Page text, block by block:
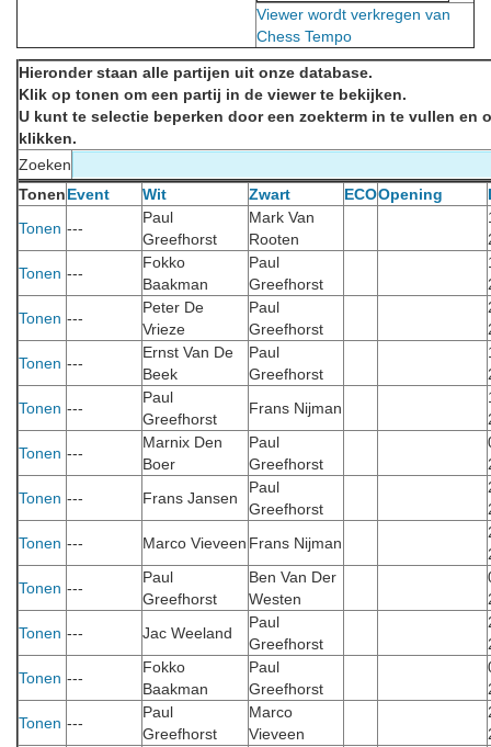
Viewer wordt verkregen van
Chess Tempo
Hieronder staan alle partijen uit onze database.
Klik op tonen om een partij in de viewer te bekijken.
U kunt te selectie beperken door een zoekterm in te vullen en
klikken.
Zoeken
TonenEvent Wit Zwart ECOOpening
Tonen ---
Paul
Greefhorst
Mark Van
Rooten
Tonen ---
Fokko
Baakman
Paul
Greefhorst
Tonen ---
Peter De
Vrieze
Paul
Greefhorst
Tonen ---
Ernst Van De
Beek
Paul
Greefhorst
Tonen ---
Paul
Greefhorst
Frans Nijman
Tonen ---
Marnix Den
Boer
Paul
Greefhorst
Tonen --- Frans Jansen
Paul
Greefhorst
Tonen --- Marco Vieveen Frans Nijman
Tonen ---
Paul
Greefhorst
Ben Van Der
Westen
Tonen --- Jac Weeland
Paul
Greefhorst
Tonen ---
Fokko
Baakman
Paul
Greefhorst
Tonen ---
Paul
Greefhorst
Marco
Vieveen